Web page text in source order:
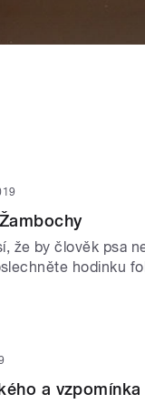
že by člověk psa
hodinku
a vzpomínka